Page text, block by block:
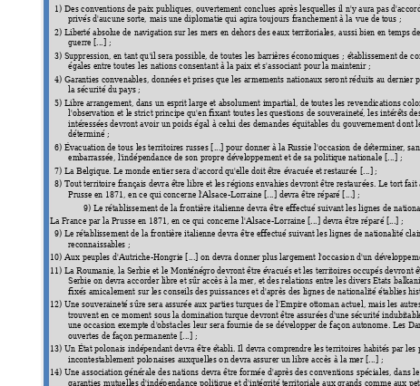
1) Des conventions de paix publiques, ouvertement conclues après lesquelles il n'y aura pas
privés d'aucune sorte, mais une diplomatie qui agira toujours franchement à la vue de tous ;
2) Liberté absolue de navigation sur les mers en dehors des eaux territoriales, aussi bien en temps de
guerre [...] ;
3) Suppression, en tant qu'il sera possible, de toutes les barrières économiques ; établissement de
égales entre toutes les nations consentant à la paix et s'associant pour la maintenir ;
4) Garanties convenables, données et prises que les armements nationaux seront réduits au dernier
la sécurité du pays ;
5) Libre arrangement, dans un esprit large et absolument impartial, de toutes les revendications
l'observation et le strict principe qu'en fixant toutes les questions de souveraineté, les intérêts
intéressées devront avoir un poids égal à celui des demandes équitables du gouvernement dont
déterminé ;
6) Évacuation de tous les territoires russes [...] pour donner à la Russie l'occasion de déterminer,
embarrassée, l'indépendance de son propre développement et de sa politique nationale [...] ;
7) La Belgique. Le monde entier sera d'accord qu'elle doit être évacuée et restaurée [...] ;
8) Tout territoire français devra être libre et les régions envahies devront être restaurées. Le tort fait
Prusse en 1871, en ce qui concerne l'Alsace-Lorraine [...] devra être réparé [...] ;
9) Le rétablissement de la frontière italienne devra être effectué suivant les lignes de
La France par la Prusse en 1871, en ce qui concerne l'Alsace-Lorraine [...] devra être réparé [...] ;
9) Le rétablissement de la frontière italienne devra être effectué suivant les lignes de nationalité
reconnaissables ;
10) Aux peuples d'Autriche-Hongrie [...] on devra donner plus largement l'occasion d'un développe
11) La Roumanie, la Serbie et le Monténégro devront être évacués et les territoires occupés devront
Serbie on devra accorder libre et sûr accès à la mer, et des relations entre les divers Etats b
fixés amicalement sur les conseils des puissances et d'après des lignes de nationalité établies
12) Une souveraineté sûre sera assurée aux parties turques de l'Empire ottoman actuel, mais les autre
trouvent en ce moment sous la domination turque devront être assurées d'une sécurité i
une occasion exempte d'obstacles leur sera fournie de se développer de façon autonome. Les
ouvertes de façon permanente [...] ;
13) Un État polonais indépendant devra être établi. Il devra comprendre les territoires habités par les
incontestablement polonaises auxquelles on devra assurer un libre accès à la mer [...] ;
14) Une association générale des nations devra être formée d'après des conventions spéciales, dans
garanties mutuelles d'indépendance politique et d'intégrité territoriale aux grands comme aux